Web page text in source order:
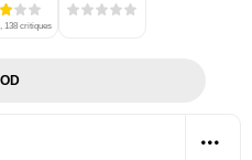
138 critiques